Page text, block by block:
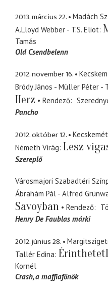
2013. március 22.
Madách
A.Lloyd Webber - T.S. Eliot
Tamás
Old Csendbelenn
2012. november 16.
Bródy János - Müller Péter -
Herz
Rendező
Pancho
2012. október 12.
Németh Virág Lesz
Szereplő
Városmajori Szabadtéri
Ábrahám Pál - Alfred
Savoyban
Rendező
Henry De Faublas márki
2012. június 28.
Tallér Edina
Kornél
Crash a maffiafőnök